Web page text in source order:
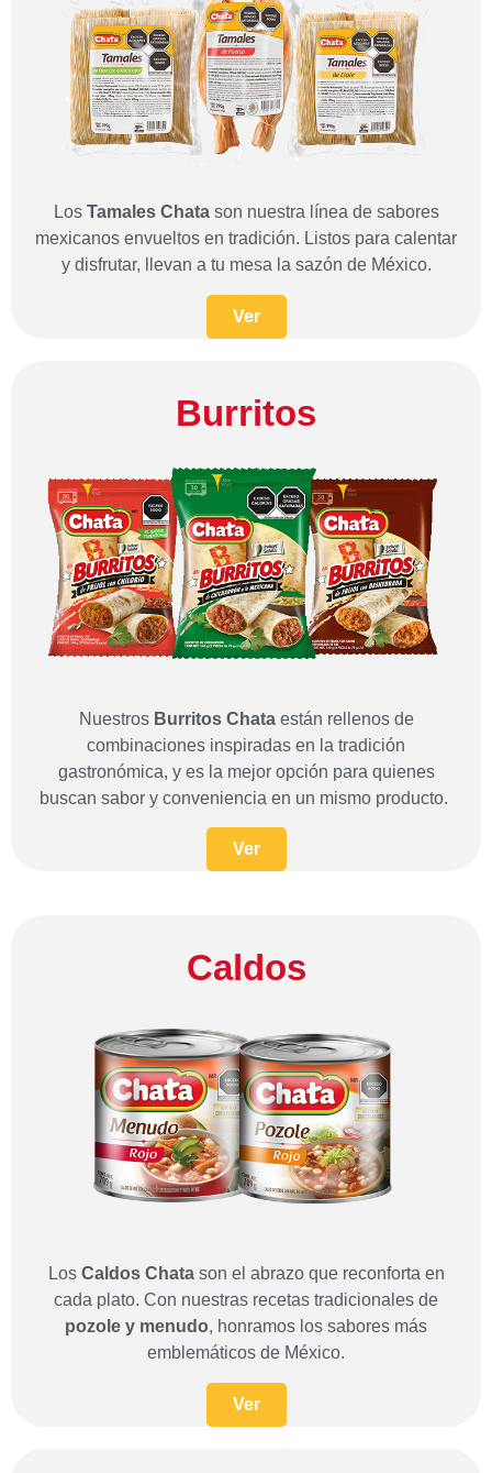
LosTamales Chatason nuestra línea de sabores
mexicanos envueltos en tradición. Listos para calentar
y disfrutar, llevan a tu mesa la sazón de México.
Ver
Burritos
Nuestros Burritos Chataestán rellenos de
combinaciones inspiradas en la tradición
gastronómica, y es la mejor opción para quienes
buscan sabor y conveniencia en un mismo producto.
Ver
Caldos
Los Caldos Chatason el abrazo que reconforta en
cada plato. Con nuestras recetas tradicionales de
pozole y menudo, honramos los sabores más
emblemáticos de México.
Ver